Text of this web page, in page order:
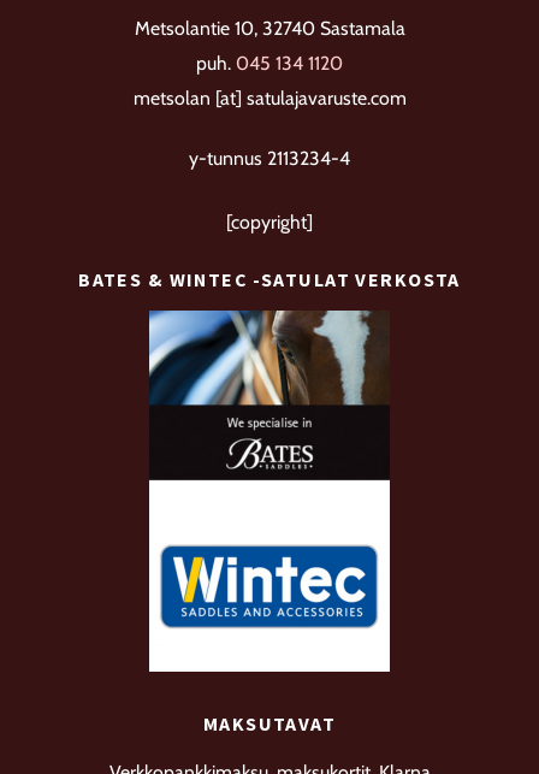
valinnat
tuotteen
sivulla.
Metsolantie 10, 32740 Sastamala
puh. 045 134 1120
metsolan [at] satulajavaruste.com
y-tunnus 2113234-4
[copyright]
BATES & WINTEC -SATULAT VERKOSTA
MAKSUTAVAT